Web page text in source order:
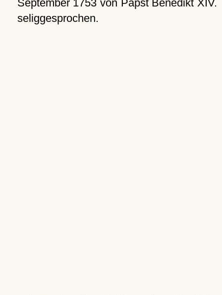
September 1753 von Papst Benedikt XIV.
seliggesprochen.